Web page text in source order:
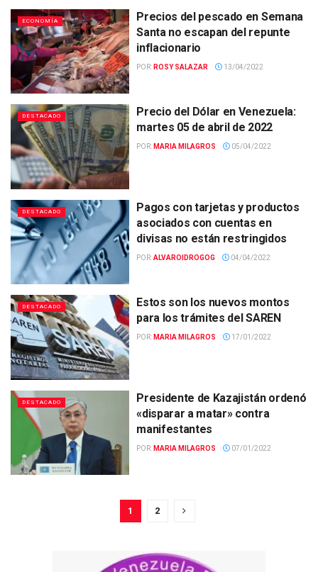
ECONOMÍA
Precios del pescado en Semana
Santa no escapan del repunte
inflacionario
POR: ROSY SALAZAR 13/04/2022
DESTACADO
Precio del Dólar en Venezuela:
martes 05 de abril de 2022
POR: MARIA MILAGROS 05/04/2022
DESTACADO
Pagos con tarjetas y productos
asociados con cuentas en
divisas no están restringidos
POR:ALVAROIDROGOG 04/04/2022
DESTACADO
Estos son los nuevos montos
para los trámites del SAREN
POR: MARIA MILAGROS 17/01/2022
DESTACADO
Presidente de Kazajistán ordenó
«disparar a matar» contra
manifestantes
POR: MARIA MILAGROS 07/01/2022
1 2